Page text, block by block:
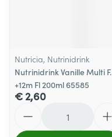
Nutricia, Nutrinidrink
Nutrinidrink Vanille Multi F.
+12m Fl 200ml 65585
€ 2,60